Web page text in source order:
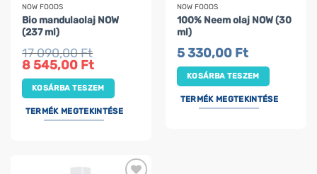
NOW FOODS
Bio mandulaolaj NOW
(237 ml)
17 090,00Ft
Original
price
was:
090,00 Ft.
8 545,00 FtCurrent
price
is:
8
545,00 Ft.
KOSÁRBA TESZEM
TERMÉK MEGTEKINTÉSE
NOW FOODS
100% Neem olaj NOW (30
ml)
5 330,00 Ft
KOSÁRBA TESZEM
TERMÉK MEGTEKINTÉSE